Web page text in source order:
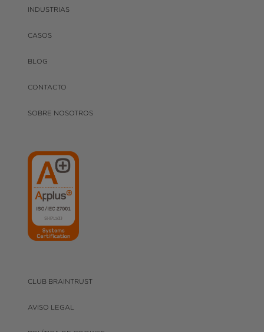
INDUSTRIAS
CASOS
BLOG
CONTACTO
SOBRE NOSOTROS
CLUB BRAINTRUST
AVISO LEGAL